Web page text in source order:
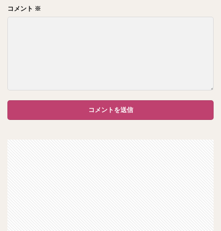
コメント ※